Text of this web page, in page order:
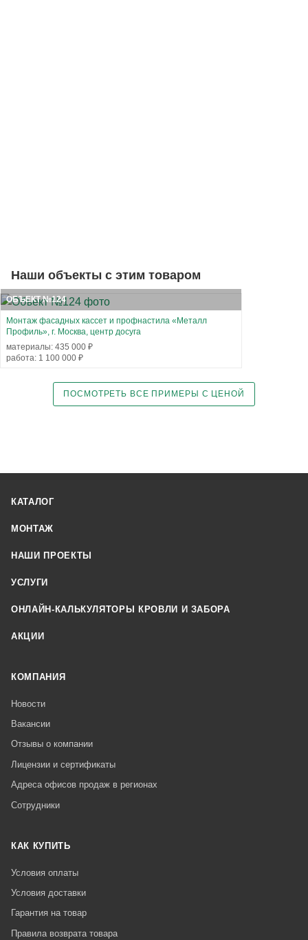
Наши объекты с этим товаром
ОБЪЕКТ №124
Монтаж фасадных кассет и профнастила «Металл
Профиль», г. Москва, центр досуга
материалы: 435 000 ₽
работа: 1 100 000 ₽
ПОСМОТРЕТЬ ВСЕ ПРИМЕРЫ С ЦЕНОЙ
КАТАЛОГ
МОНТАЖ
НАШИ ПРОЕКТЫ
УСЛУГИ
ОНЛАЙН-КАЛЬКУЛЯТОРЫ КРОВЛИ И ЗАБОРА
АКЦИИ
КОМПАНИЯ
Новости
Вакансии
Отзывы о компании
Лицензии и сертификаты
Адреса офисов продаж в регионах
Сотрудники
КАК КУПИТЬ
Условия оплаты
Условия доставки
Гарантия на товар
Правила возврата товара